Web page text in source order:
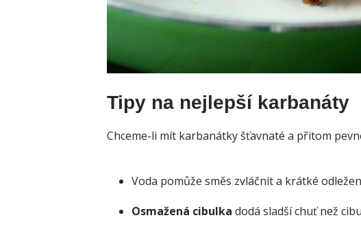
Tipy na nejlepší karbanáty
Chceme-li mít karbanátky šťavnaté a přitom
Voda pomůže směs zvláčnit a krátké
Osmažená cibulka dodá sladší chuť než